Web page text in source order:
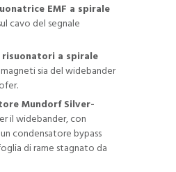
EMF a spirale
cavo del segnale
risuonatori a spirale
sia del widebander
Mundorf Silver-
il widebander, con
condensatore bypass
di rame stagnato da